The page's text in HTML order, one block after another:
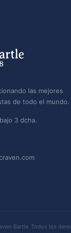
las mejores
de todo el mundo.
3 dcha.
Bartle. Todos los